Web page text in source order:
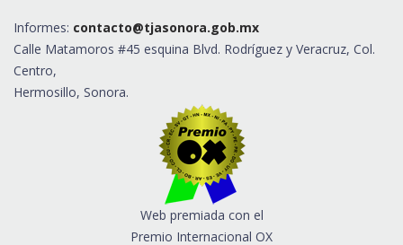
Informes: contacto@tjasonora.gob.mx
Calle Matamoros #45 esquina Blvd. Rodríguez y Veracruz, Col.
Centro,
Hermosillo, Sonora.
Web premiada con el
Premio Internacional OX